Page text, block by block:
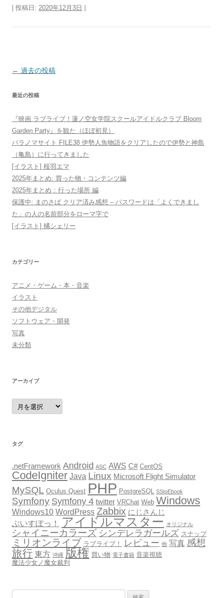
| 投稿日: 2020年12月3日
投
ナ
ー
シ
ョ
ン
← 過去の投稿
最近の投稿
『映画 ラブライブ！蓮ノ空女学院スクールアイドルクラブ Bloom
Garden Party』を観た（ほぼ初見）
パラノマサイト FILE38 伊勢人魚物語をクリアしたので伊勢と神島
（亀島）に行ってきました
[イラスト] 桜羽エマ
2025年まとめ: 買った物・コンテンツ編
2025年まとめ：行った場所 編
保護中: まのさば クリア済み感想 – パスワードは「よくできまし
た」の人の名前部分をローマ字で
[イラスト] 橘シェリー
カテゴリー
アニメ・ゲーム・本・音楽
イラスト
その他デジタル
ソフトウェア・開発
写真
未分類
アーカイブ
ア
ー
カ
タグ
.netFramework Android ASC AWS C# CentOS
CodeIgniter Java Linux Microsoft Flight Simulator
MySQL Oculus Quest PHP PostgreSQL SStoEbook
Symfony Symfony 4 twitter VRChat Web Windows
Windows10 WordPress Zabbix にじさんじ
ぶいすぽっ！ アイドルマスター オリジナル
シャイニーカラーズ シンデレラガールズ スナップ
ミリオンライブ ラブライブ！ レビュー 他 写真 感想
旅行 東方 沖縄 版権 買い物 電子書籍 音楽視聴
魔法少女ノ魔女裁判